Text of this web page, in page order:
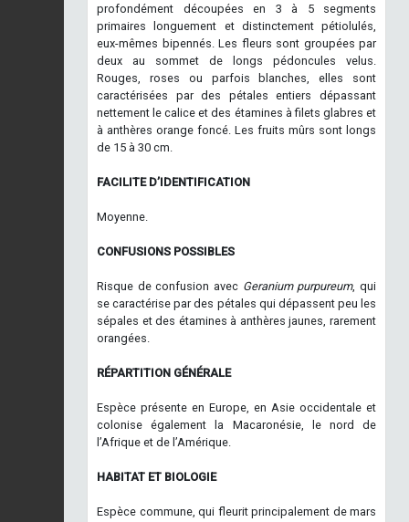
profondément découpées en 3 à 5 segments
primaires longuement et distinctement pétiolulés,
eux-mêmes bipennés. Les fleurs sont groupées par
deux au sommet de longs pédoncules velus.
Rouges, roses ou parfois blanches, elles sont
caractérisées par des pétales entiers dépassant
nettement le calice et des étamines à filets glabres et
à anthères orange foncé. Les fruits mûrs sont longs
de 15 à 30 cm.
FACILITE D’IDENTIFICATION
Moyenne.
CONFUSIONS POSSIBLES
Risque de confusion avec Geranium purpureum, qui
se caractérise par des pétales qui dépassent peu les
sépales et des étamines à anthères jaunes, rarement
orangées.
RÉPARTITION GÉNÉRALE
Espèce présente en Europe, en Asie occidentale et
colonise également la Macaronésie, le nord de
l’Afrique et de l’Amérique.
HABITAT ET BIOLOGIE
Espèce commune, qui fleurit principalement de mars